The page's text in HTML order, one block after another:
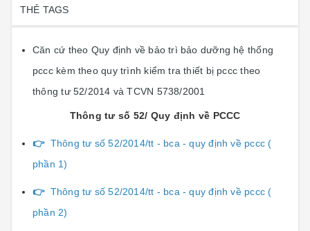
THẺ TAGS
Căn cứ theo Quy định về bảo trì bảo dưỡng hệ thống
pccc kèm theo quy trình kiểm tra thiết bị pccc theo
thông tư 52/2014 và TCVN 5738/2001
Thông tư số 52/ Quy định về PCCC
👉 Thông tư số 52/2014/tt - bca - quy định về pccc (
phần 1)
👉 Thông tư số 52/2014/tt - bca - quy định về pccc (
phần 2)